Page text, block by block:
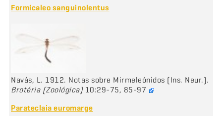
Formicaleo sanguinolentus
Navás, L. 1912. Notas sobre Mirmeleónidos (Ins. Neur.).
Brotéria (Zoológica)10:29-75, 85-97
Parateclaia euromarge